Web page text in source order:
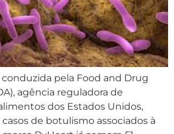
pela Food and Drug
agência reguladora de
dos Estados Unidos,
de botulismo associados à